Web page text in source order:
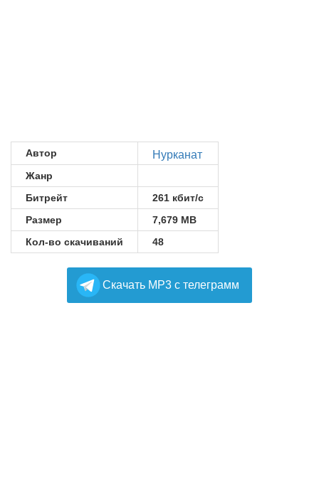
Автор Нурканат
Жанр
Битрейт
261 кбит/с
Размер
7,679 MB
Кол-во скачиваний
48
Cкачать MP3 с телеграмм